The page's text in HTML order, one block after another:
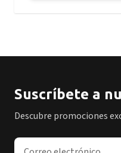
Suscríbete a
Descubre promociones
Dirección de correo